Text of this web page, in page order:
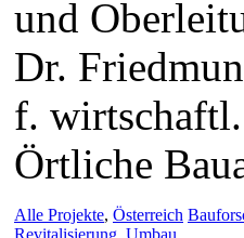
und
Dr.
f.
Örtliche
Alle Projekte, Österreich